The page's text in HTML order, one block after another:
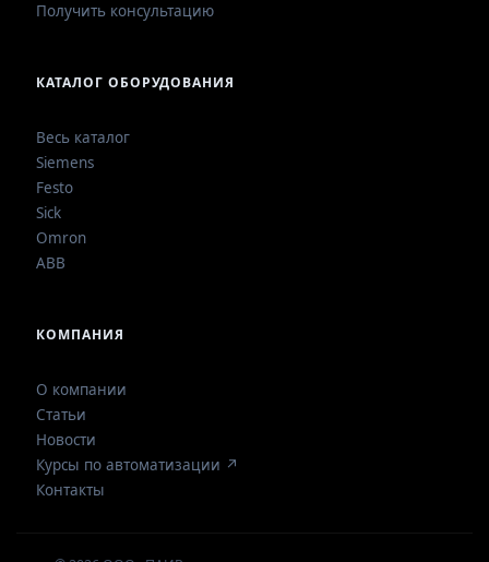
Получить консультацию
КАТАЛОГ ОБОРУДОВАНИЯ
Весь каталог
Siemens
Festo
Sick
Omron
ABB
КОМПАНИЯ
О компании
Статьи
Новости
Курсы по автоматизации ↗
Контакты